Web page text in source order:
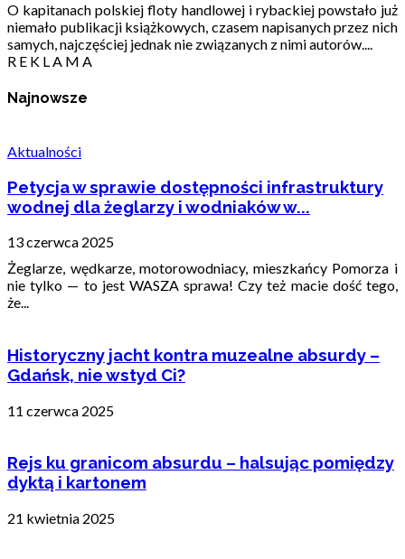
O kapitanach polskiej floty handlowej i rybackiej powstało już
niemało publikacji książkowych, czasem napisanych przez nich
samych, najczęściej jednak nie związanych z nimi autorów....
R E K L A M A
Najnowsze
Aktualności
Petycja w sprawie dostępności infrastruktury
wodnej dla żeglarzy i wodniaków w...
13 czerwca 2025
Żeglarze, wędkarze, motorowodniacy, mieszkańcy Pomorza i
nie tylko — to jest WASZA sprawa! Czy też macie dość tego,
że...
Historyczny jacht kontra muzealne absurdy –
Gdańsk, nie wstyd Ci?
11 czerwca 2025
Rejs ku granicom absurdu – halsując pomiędzy
dyktą i kartonem
21 kwietnia 2025